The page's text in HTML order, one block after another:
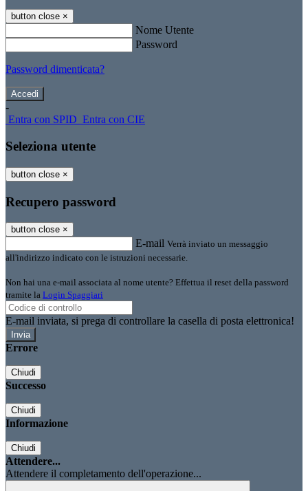
button close ×
Nome Utente
Password
Password dimenticata?
-
Entra con SPID Entra con CIE
Seleziona utente
button close ×
Recupero password
button close ×
E-mail Verrà inviato un messaggio
all'indirizzo indicato con le istruzioni necessarie.
Non hai una e-mail associata al nome utente? Effettua il reset della password
tramite la Login Spaggiari
E-mail inviata, si prega di controllare la casella di posta elettronica!
Errore
Chiudi
Successo
Chiudi
Informazione
Chiudi
Attendere...
Attendere il completamento dell'operazione...